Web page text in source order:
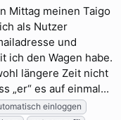
Mittag meinen Taigo
als Nutzer
und
ich den Wagen habe.
längere Zeit nicht
„er“ es auf einmal...
einloggen